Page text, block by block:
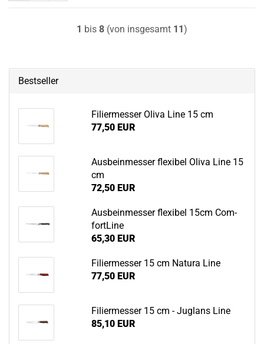
1 bis 8 (von insgesamt 11)
Bestseller
Fi­lier­mes­ser Oliva Line 15 cm
77,50 EUR
Aus­bein­mes­ser fle­xi­bel Oliva Line 15
cm
72,50 EUR
Aus­bein­mes­ser fle­xi­bel 15cm Com­
fort­Li­ne
65,30 EUR
Fi­lier­mes­ser 15 cm Na­tu­ra Line
77,50 EUR
Fi­lier­mes­ser 15 cm - Jug­lans Line
85,10 EUR